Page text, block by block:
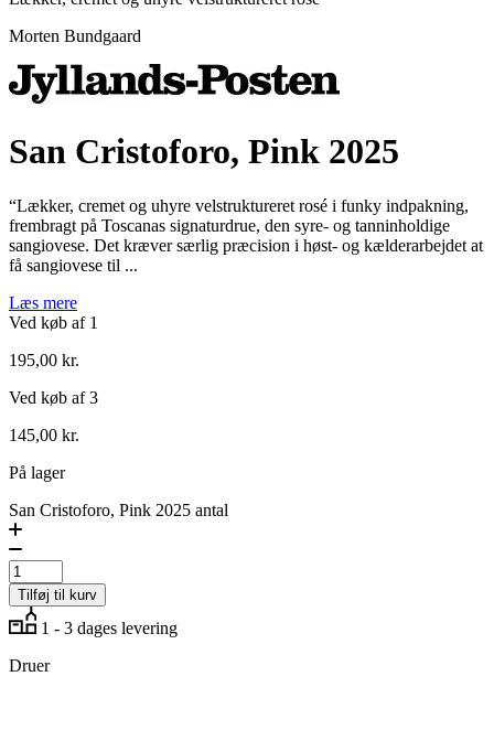
Morten Bundgaard
San Cristoforo, Pink 2025
“Lækker, cremet og uhyre velstruktureret rosé i funky indpakning,
frembragt på Toscanas signaturdrue, den syre- og tanninholdige
sangiovese. Det kræver særlig præcision i høst- og kælderarbejdet at
få sangiovese til ...
Læs mere
Ved køb af 1
195,00 kr.
Ved køb af 3
145,00 kr.
På lager
San Cristoforo, Pink 2025 antal
Tilføj til kurv
1 - 3 dages levering
Druer